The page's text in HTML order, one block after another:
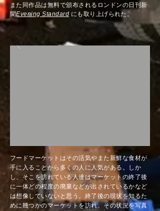
また同作品は無料で頒布されるロンドンの日刊新
聞Evening Standard にも取り上げられた。
フードマーケットはその活気やまた新鮮な食材が
手に入ることから多くの人に人気がある。しか
し、そこを訪れている人達はマーケットの終了後
に一体どの程度の廃棄などが出されているかなど
は想像していないと思う。終了後の現状を知るた
めに幾つかのマーケットを訪れ、その状況を写真